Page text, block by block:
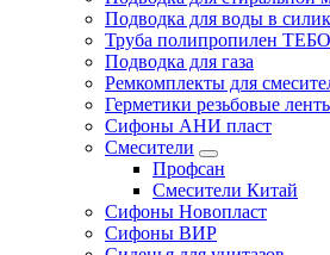
Подводка для воды в
Труба полипропилен ТЕБО
Подводка для газа
Ремкомплекты для
Герметики резьбовые
Сифоны АНИ пласт
Смесители
Профсан
Смесители Китай
Сифоны Новопласт
Сифоны ВИР